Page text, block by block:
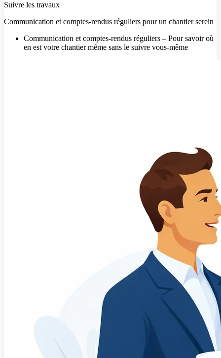
Suivre les travaux
Communication et comptes-rendus réguliers pour un chantier serein
Communication et comptes-rendus réguliers – Pour savoir où
en est votre chantier même sans le suivre vous-même